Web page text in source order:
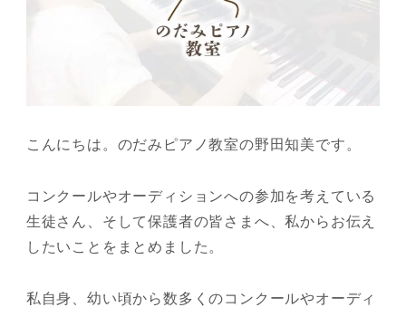
こんにちは。のだみピアノ教室の野田知美です。
コンクールやオーディションへの参加を考えている
生徒さん、そして保護者の皆さまへ、私からお伝え
したいことをまとめました。
私自身、幼い頃から数多くのコンクールやオーディ